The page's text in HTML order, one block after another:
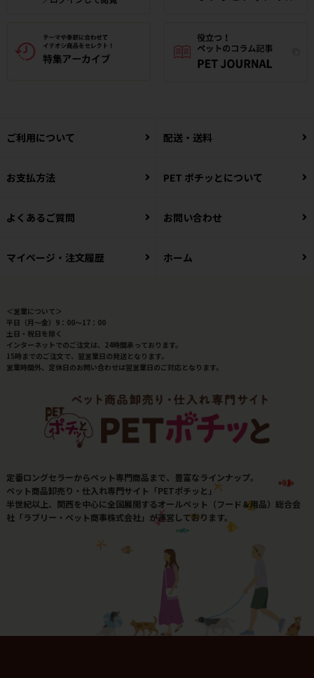
ご利用について 配送・送料
お支払方法 PET ポチッとについて
よくあるご質問 お問い合わせ
マイページ・注文履歴 ホーム
＜営業について＞
平日（月～金）9：00～17：00
土日・祝日を除く
インターネットでのご注文は、24時間承っております。
15時までのご注文で、翌営業日の発送となります。
営業時間外、定休日のお問い合わせは翌営業日のご対応となります。
定番ロングセラーからペット専門商品まで、豊富なラインナップ。
ペット商品卸売り・仕入れ専門サイト「PETポチッと」
半世紀以上、関西を中心に全国展開するオールペット（フード＆用品）総合会
社「ラブリー・ペット商事株式会社」が運営しております。